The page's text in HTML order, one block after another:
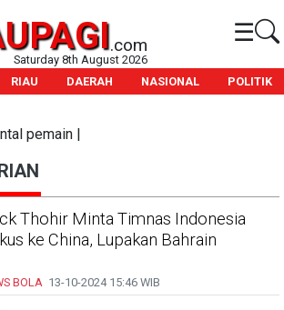
.com ☰
Saturday 8th August 2026
RIAU DAERAH NASIONAL POLITIK
pemain |
Thohir Minta Timnas Indonesia
ke China, Lupakan Bahrain
BOLA 13-10-202415:46 WIB